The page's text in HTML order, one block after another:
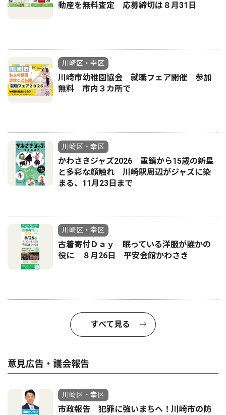
動産を無料査定 応募締切は８月31日
川崎区・幸区
川崎市幼稚園協会 就職フェア開催 参加
無料 市内３カ所で
川崎区・幸区
かわさきジャズ2026 重鎮から15歳の新星
と多彩な顔触れ 川崎駅周辺がジャズに染
まる、11月23日まで
川崎区・幸区
古着寄付Ｄａｙ 眠っている洋服が誰かの
役に ８月26日 平安会館かわさき
すべて見る
意見広告・議会報告
川崎区・幸区
市政報告 犯罪に強いまちへ！川崎市の防